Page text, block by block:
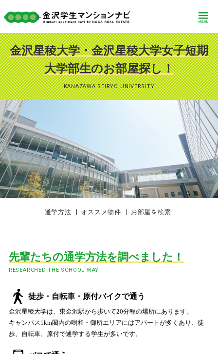
金沢ひとり暮らし まるわかりQ&A
物件探しリクエスト
金沢星稜大学・金沢星稜大学女子短期
大学部生のお部屋探し！
KANAZAWA SEIRYO UNIVERSITY
通学方法 オススメ物件 お部屋を検索
先輩たちの通学方法を調べました！
RESEARCHED THE SCHOOL WAY
徒歩・自転車・原付バイクで通う
金沢星稜大学は、東金沢駅から歩いて20分程の場所にあります。
キャンパス1km圏内の鳴和・御所エリアにはアパートが多くあり、徒
歩、自転車、原付で通学する学生が多いです。